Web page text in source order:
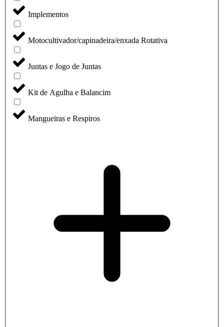
Implementos
Motocultivador/capinadeira/enxada Rotativa
Juntas e Jogo de Juntas
Kit de Agulha e Balancim
Mangueiras e Respiros